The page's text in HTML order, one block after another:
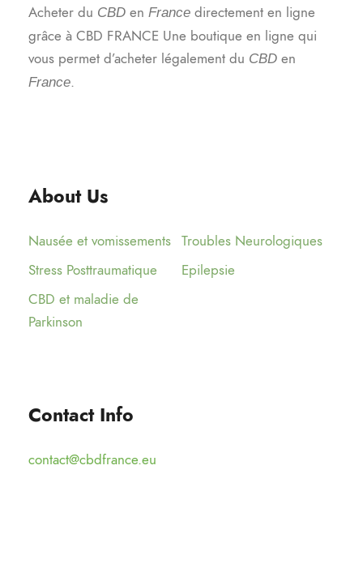
Acheter du CBD en France directement en ligne
grâce à CBD FRANCE Une boutique en ligne qui
vous permet d’acheter légalement du CBD en
France.
About Us
Nausée et vomissements Troubles Neurologiques
Stress Posttraumatique
Epilepsie
CBD et maladie de
Parkinson
Contact Info
contact@cbdfrance.eu